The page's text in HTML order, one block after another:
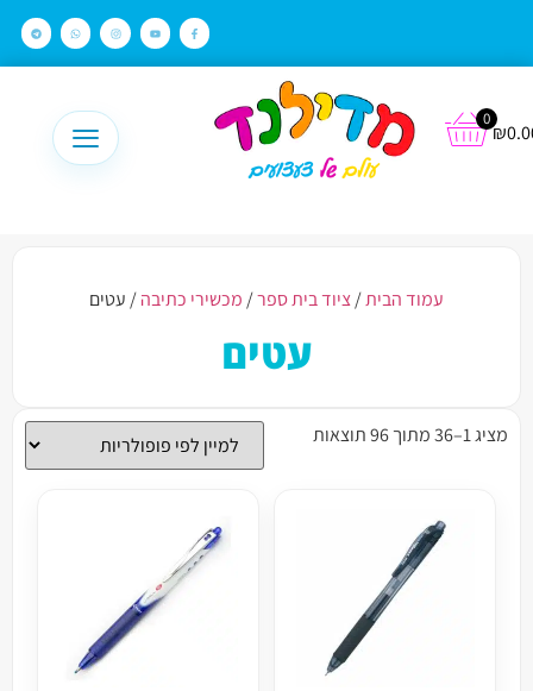
₪
0
עמוד הבית/ציוד בית ספר/ מכשירי כתיבה/ עטים
עטים
מציג 1–36 מתוך 96 תוצאות